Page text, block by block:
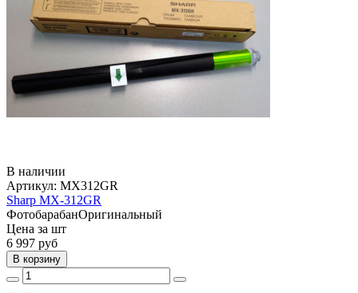
В наличии
Артикул: MX312GR
Sharp MX-312GR
ФотобарабанОригинальный
Цена за шт
6 997 руб
В корзину